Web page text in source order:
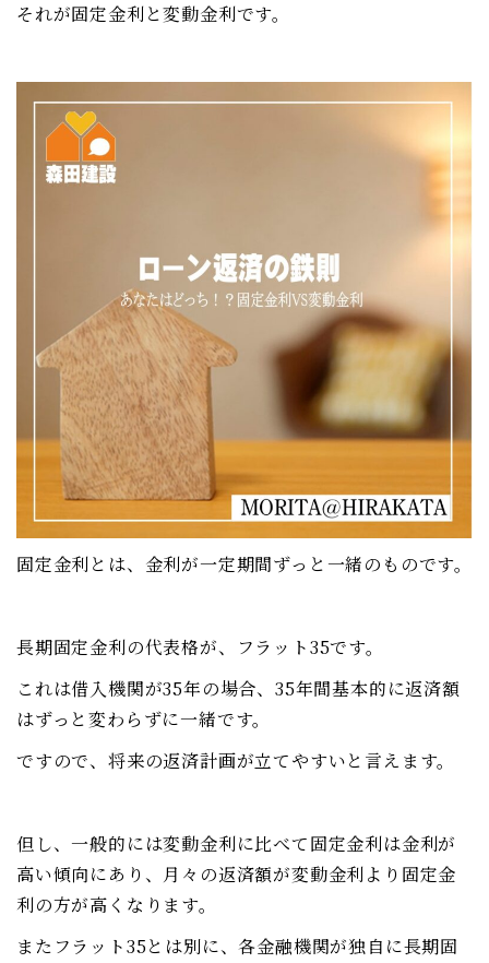
それが固定金利と変動金利です。
固定金利と は、金利が一定期間ずっと一緒のものです。
長期固定金利の代表格が、フラット35です。
これは借入機関が35年の場合、35年間基本的に返済額
はずっと変わらずに一緒です。
ですので、将来の返済計画が立てやすいと言えます。
但し、一般的には変動金利に比べて固定金利は金利が
高い傾向にあり、月々の返済額が変動金利より固定金
利の方が高くなります。
またフラット35とは別に、各金融機関が独自に長期固